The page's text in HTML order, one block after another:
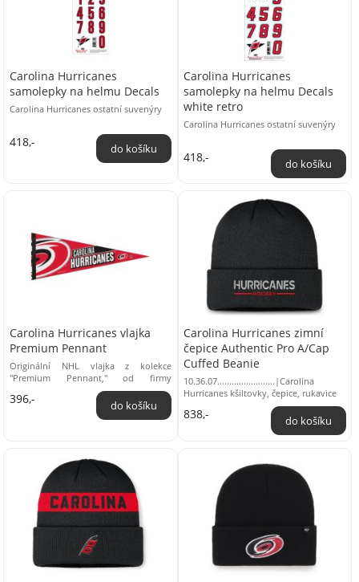
Carolina Hurricanes
samolepky na helmu Decals
Carolina Hurricanes ostatní suvenýry
418,-
Carolina Hurricanes
samolepky na helmu Decals
white retro
Carolina Hurricanes ostatní suvenýry
418,-
Carolina Hurricanes vlajka
Premium Pennant
Originální NHL vlajka z kolekce
"Premium Pennant," od firmy
"WinCraft. " Rozměry: 30,5cm x 76,2cm.
...
396,-
Carolina Hurricanes zimní
čepice Authentic Pro A/Cap
Cuffed Beanie
10.36.07........................|Carolina
Hurricanes kšiltovky, čepice, rukavice
838,-